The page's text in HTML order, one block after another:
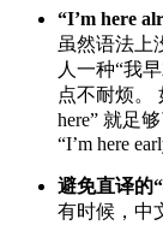
“I’m here
虽然语法上
人一种“我
点不耐烦。
here” 就足
“I’m here
避免直译的
有时候，中